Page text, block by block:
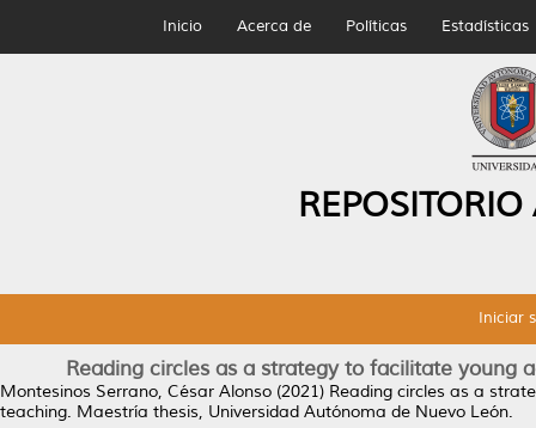
Inicio Acerca de Políticas Estadísticas
Iniciar
Reading circles as a strategy to facilitate young
Montesinos Serrano, César Alonso (2021) Reading circles as a
teaching. Maestría thesis, Universidad Autónoma de Nuevo León.